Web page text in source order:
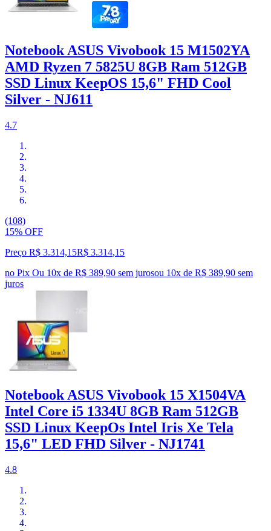
Notebook ASUS Vivobook 15 M1502YA
AMD Ryzen 7 5825U 8GB Ram 512GB
SSD Linux KeepOS 15,6" FHD Cool
Silver - NJ611
4.7
(108)
15% OFF
Preço R$ 3.314,15R$ 3.314,15
no Pix Ou 10x de R$ 389,90 sem jurosou 10x de R$ 389,90 sem
juros
Notebook ASUS Vivobook 15 X1504VA
Intel Core i5 1334U 8GB Ram 512GB
SSD Linux KeepOs Intel Iris Xe Tela
15,6" LED FHD Silver - NJ1741
4.8